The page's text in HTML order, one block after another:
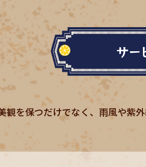
サー
を保つだけでなく、 雨風や紫